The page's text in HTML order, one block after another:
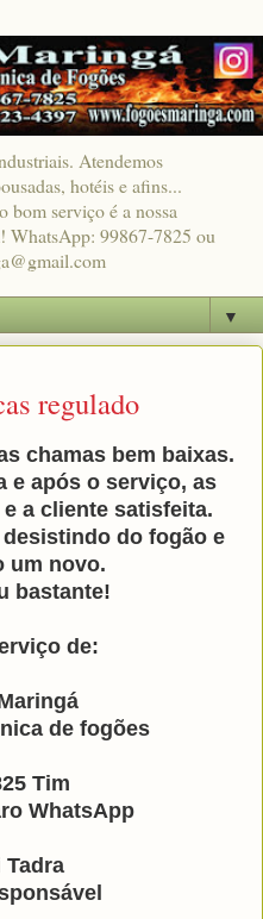
Atendemos
hotéis e afins...
bom serviço é a nossa
WhatsApp: 99867-7825 ou
▼
regulado
chamas bem baixas.
e após o serviço, as
a cliente satisfeita.
do fogão e
um novo.
bastante!
de:
de fogões
Tim
WhatsApp
Tadra